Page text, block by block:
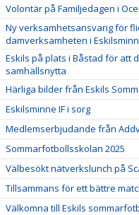
Volontär på Familjedagen i
Ny verksamhetsansvarig för
damverksamheten i
Eskils på plats i Båstad för att
samhällsnytta
Härliga bilder från Eskils
Eskilsminne IF i sorg
Medlemserbjudande från
Sommarfotbollsskolan 2025
Välbesökt nätverkslunch på
Tillsammans för ett bättre
Välkomna till Eskils